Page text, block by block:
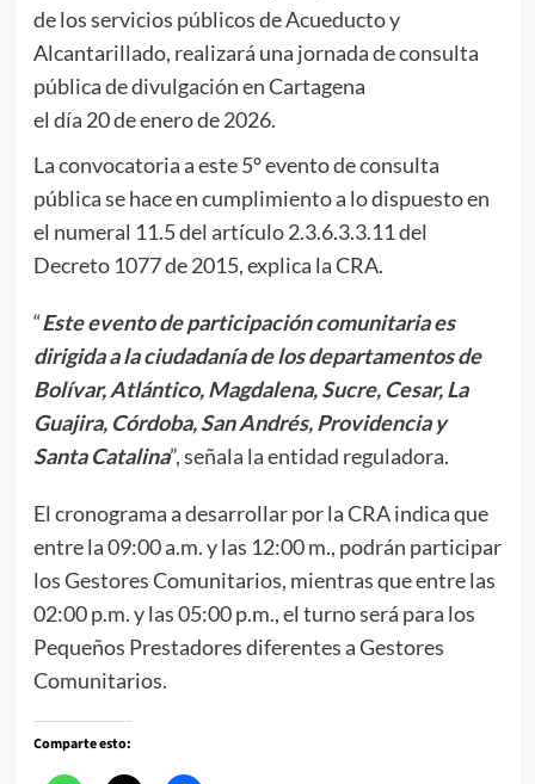
de los servicios públicos de Acueducto y
Alcantarillado, realizará una jornada de consulta
pública de divulgación en Cartagena
el día 20 de enero de 2026.
La convocatoria a este 5° evento de consulta
pública se hace en cumplimiento a lo dispuesto en
el numeral 11.5 del artículo 2.3.6.3.3.11 del
Decreto 1077 de 2015, explica la CRA.
“Este evento de participación comunitaria es
dirigida ala ciudadanía de los departamentos de
Bolívar, Atlántico, Magdalena, Sucre, Cesar, La
Guajira, Córdoba, San Andrés, Providencia y
Santa Catalina”, señala la entidad reguladora.
El cronograma a desarrollar por la CRA indica que
entre la 09:00 a.m. y las 12:00 m., podrán participar
los Gestores Comunitarios, mientras que entre las
02:00 p.m. y las 05:00 p.m., el turno será para los
Pequeños Prestadores diferentes a Gestores
Comunitarios.
Comparte esto: